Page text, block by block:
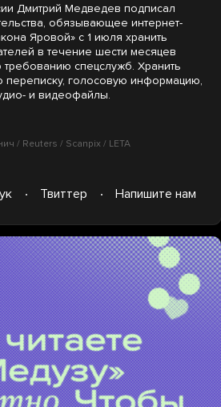
Дмитрий Медведев подписал
обязывающее интернет-
Яровой» с 1 июля хранить
в течение шести месяцев
требованию спецслужб. Хранить
переписку, голосовую информацию,
и видеофайлы.
/ Reuters / Scanpix / LETA
Твиттер Напишите нам